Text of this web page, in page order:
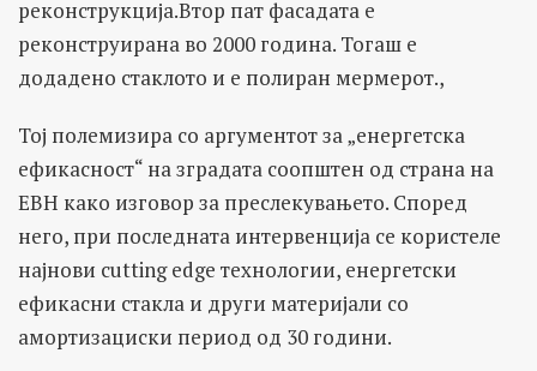
реконструкција.Втор пат фасадата е
реконструирана во 2000 година. Тогаш е
додадено стаклото и е полиран мермерот.,
Тој полемизира со аргументот за „енергетска
ефикасност“ на зградата соопштен од страна на
ЕВН како изговор за преслекувањето. Според
него, при последната интервенција се користеле
најнови cutting edge технологии, енергетски
ефикасни стакла и други материјали со
амортизациски период од 30 години.